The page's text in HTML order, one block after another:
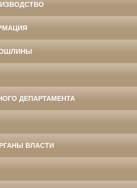
ДЕПАРТАМЕНТА
ВЛАСТИ